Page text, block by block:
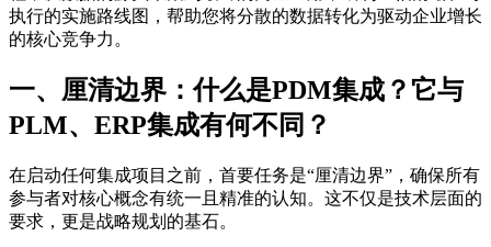
执行的实施路线图，帮助您将分散的数据转化为驱动企业增长
的核心竞争力。
一、厘清边界：什么是PDM集成？它与
PLM、ERP集成有何不同？
在启动任何集成项目之前，首要任务是“厘清边界”，确保所有
参与者对核心概念有统一且精准的认知。这不仅是技术层面的
要求，更是战略规划的基石。